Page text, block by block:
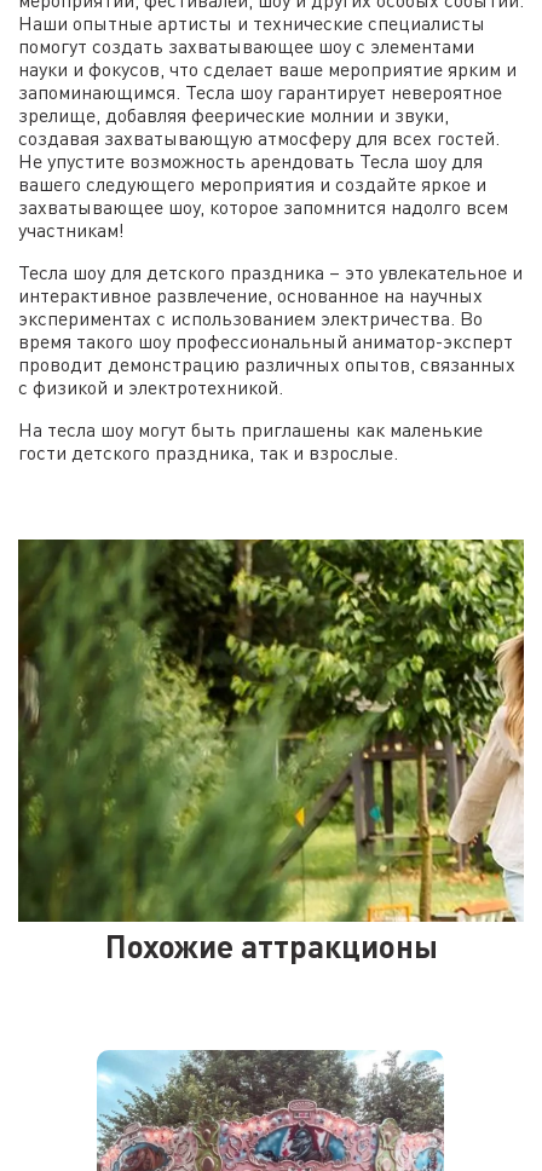
Наши опытные артисты и технические специалисты
помогут создать захватывающее шоу с элементами
науки и фокусов, что сделает ваше мероприятие ярким и
запоминающимся. Тесла шоу гарантирует невероятное
зрелище, добавляя феерические молнии и звуки,
создавая захватывающую атмосферу для всех гостей.
Не упустите возможность арендовать Тесла шоу для
вашего следующего мероприятия и создайте яркое и
захватывающее шоу, которое запомнится надолго всем
участникам!
Тесла шоу для детского праздника – это увлекательное и
интерактивное развлечение, основанное на научных
экспериментах с использованием электричества. Во
время такого шоу профессиональный аниматор-эксперт
проводит демонстрацию различных опытов, связанных
с физикой и электротехникой.
На тесла шоу могут быть приглашены как маленькие
гости детского праздника, так и взрослые.
Похожие аттракционы